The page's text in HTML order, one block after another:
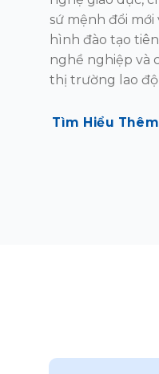
sứ mệnh đổi
hình đào tạo
nghề nghiệp và
thị trường lao
Tìm Hiểu